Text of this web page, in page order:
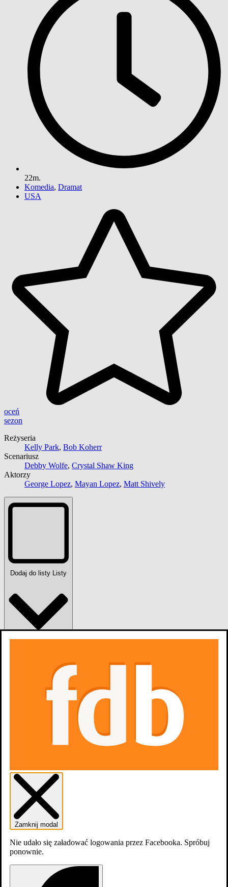
22m.
Komedia, Dramat
USA
oceń
sezon
Reżyseria
Kelly Park, Bob Koherr
Scenariusz
Debby Wolfe, Crystal Shaw King
Aktorzy
George Lopez, Mayan Lopez, Matt Shively
Dodaj do listy Listy
chce obejrzećobejrzy
obejrzało
Zamknij modal
Nie udało się załadować logowania przez Facebooka. Spróbuj
ponownie.